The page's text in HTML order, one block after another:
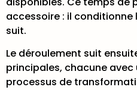
accessoire : il
suit.
Le déroulement suit
principales, chacune avec
processus de